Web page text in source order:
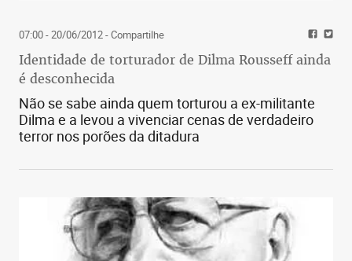
07:00 - 20/06/2012- Compartilhe
Identidade de torturador de Dilma Rousseff ainda
é desconhecida
Não se sabe ainda quem torturou a ex-militante
Dilma e a levou a vivenciar cenas de verdadeiro
terror nos porões da ditadura